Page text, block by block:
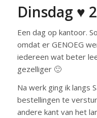
Dinsdag ♥
Een dag op kantoor.
omdat er GENOEG
iedereen wat beter
gezelliger 🙂
Na werk ging ik langs
bestellingen te
andere kant van het